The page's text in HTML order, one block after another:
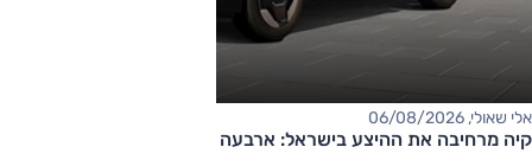
אלי שאולי, 06/08/2026
קיה מרחיבה את ההיצע בישראל: ארבעה דגמים חדשים בדרך